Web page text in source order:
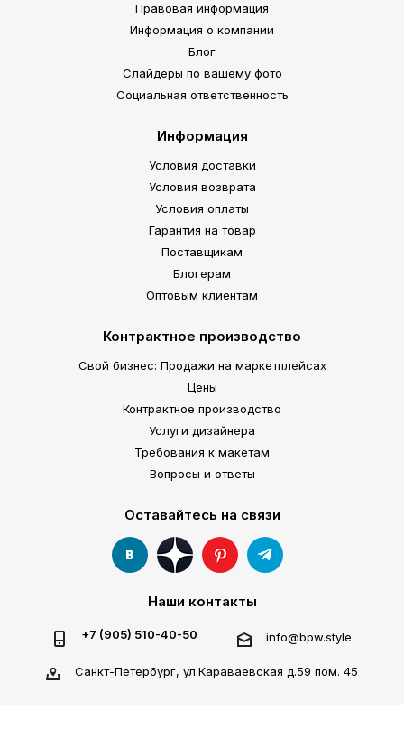
Правовая информация
Информация о компании
Блог
Слайдеры по вашему фото
Социальная ответственность
Информация
Условия доставки
Условия возврата
Условия оплаты
Гарантия на товар
Поставщикам
Блогерам
Оптовым клиентам
Контрактное производство
Свой бизнес: Продажи на маркетплейсах
Цены
Контрактное производство
Услуги дизайнера
Требования к макетам
Вопросы и ответы
Оставайтесь на связи
Наши контакты
+7 (905) 510-40-50 info@bpw.style
Санкт-Петербург, ул.Караваевская д.59 пом. 45